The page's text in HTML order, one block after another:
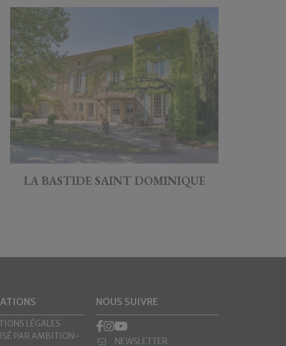
LA BASTIDE SAINT DOMINIQUE
LÉGALES
PAR AMBITION-
NOUS SUIVRE
NEWSLETTER